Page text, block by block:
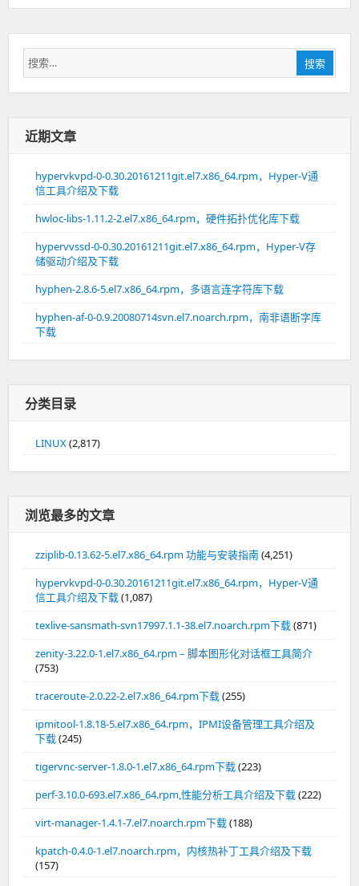
搜
索：
搜索
近期文章
hypervkvpd-0-0.30.20161211git.el7.x86_64.rpm，Hyper-V通
信工具介绍及下载
hwloc-libs-1.11.2-2.el7.x86_64.rpm，硬件拓扑优化库下载
hypervvssd-0-0.30.20161211git.el7.x86_64.rpm，Hyper-V存
储驱动介绍及下载
hyphen-2.8.6-5.el7.x86_64.rpm，多语言连字符库下载
hyphen-af-0-0.9.20080714svn.el7.noarch.rpm，南非语断字库
下载
分类目录
LINUX(2,817)
浏览最多的文章
zziplib-0.13.62-5.el7.x86_64.rpm 功能与安装指南(4,251)
hypervkvpd-0-0.30.20161211git.el7.x86_64.rpm，Hyper-V通
信工具介绍及下载(1,087)
texlive-sansmath-svn17997.1.1-38.el7.noarch.rpm下载(871)
zenity-3.22.0-1.el7.x86_64.rpm – 脚本图形化对话框工具简介
(753)
traceroute-2.0.22-2.el7.x86_64.rpm下载(255)
ipmitool-1.8.18-5.el7.x86_64.rpm，IPMI设备管理工具介绍及
下载(245)
tigervnc-server-1.8.0-1.el7.x86_64.rpm下载(223)
perf-3.10.0-693.el7.x86_64.rpm,性能分析工具介绍及下载(222)
virt-manager-1.4.1-7.el7.noarch.rpm下载(188)
kpatch-0.4.0-1.el7.noarch.rpm，内核热补丁工具介绍及下载
(157)